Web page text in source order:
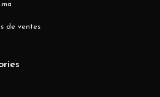
de ventes